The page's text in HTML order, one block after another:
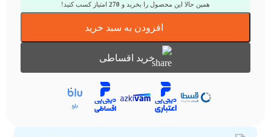
همین حالا این محصول را بخرید و 270 امتیاز کسب کنید!
افزودن به سبد خرید
خرید اقساطی